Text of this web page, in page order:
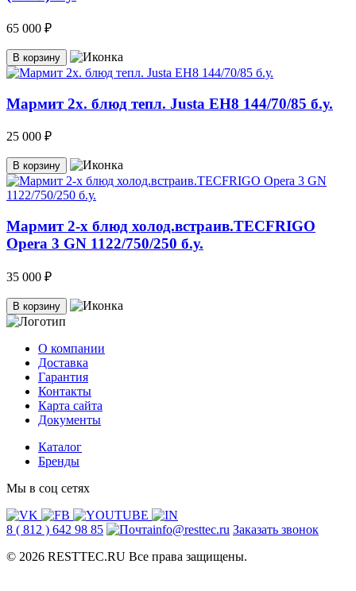
65 000 ₽
В корзину
Мармит 2х. блюд тепл. Justa EH8 144/70/85 б.у.
25 000 ₽
В корзину
Мармит 2-х блюд холод.встраив.TECFRIGO
Opera 3 GN 1122/750/250 б.у.
35 000 ₽
В корзину
О компании
Доставка
Гарантия
Контакты
Карта сайта
Документы
Каталог
Бренды
Мы в соц сетях
8 ( 812 ) 642 98 85 info@resttec.ru Заказать звонок
© 2026 RESTTEC.RU Все права защищены.